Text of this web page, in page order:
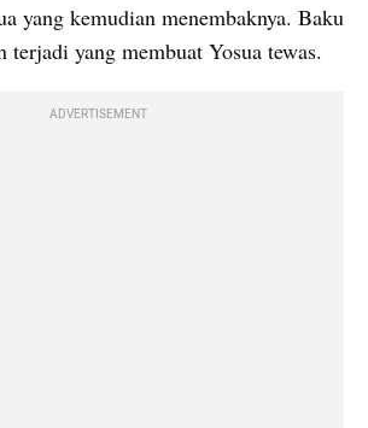
yang kemudian menembaknya. Baku
terjadi yang membuat Yosua tewas.
ADVERTISEMENT